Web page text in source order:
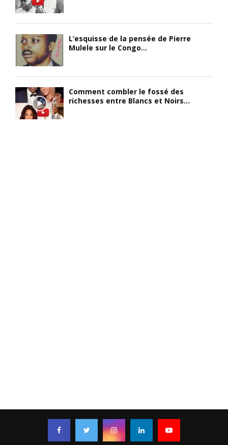
L’esquisse de la pensée de Pierre
Mulele sur le Congo...
Comment combler le fossé des
richesses entre Blancs et Noirs...